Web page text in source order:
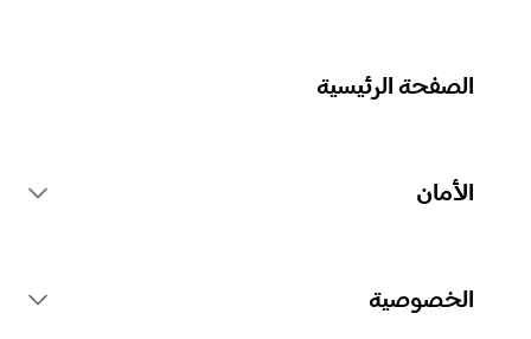
الصفحة الرئيسية
الأمان
الخصوصية